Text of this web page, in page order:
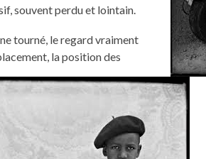
souvent perdu et lointain.
tourné, le regard vraiment
la position des